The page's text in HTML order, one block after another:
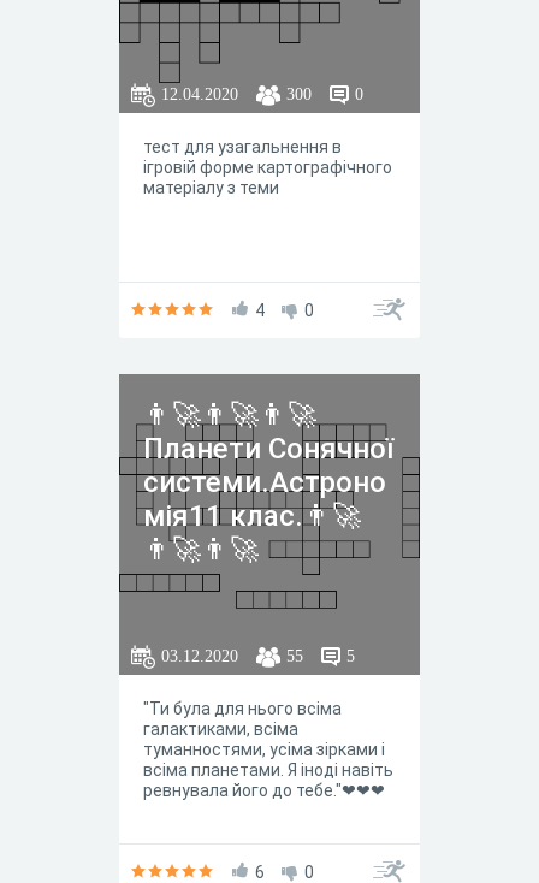
12.04.2020 300 0
тест для узагальнення в
ігровій форме картографічного
матеріалу з теми
4 0
👨‍🚀👨‍🚀👨‍🚀
Планети Сонячної
системи.Астроно
мія11 клас.👨‍🚀
👨‍🚀👨‍🚀
03.12.2020 55 5
"Ти була для нього всіма
галактиками, всіма
туманностями, усіма зірками і
всіма планетами. Я іноді навіть
ревнувала його до тебе."❤❤❤
6 0